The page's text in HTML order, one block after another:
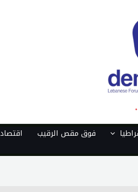
فوق مقص الرقيب
اقتصاد